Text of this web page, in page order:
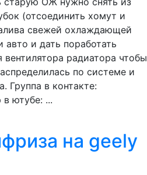
(отсоединить хомут и
свежей охлаждающей
и дать поработать
радиатора чтобы
по системе и
Группа в контакте:
ютубе: ...
на geely